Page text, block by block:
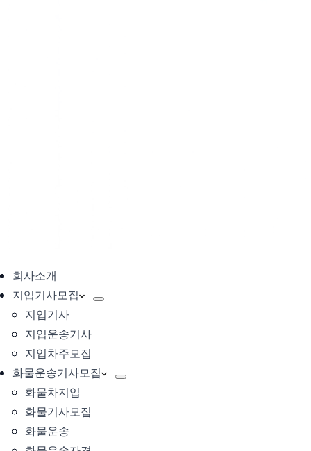
회사소개
지입기사모집
지입기사
지입운송기사
지입차주모집
화물운송기사모집
화물차지입
화물기사모집
화물운송